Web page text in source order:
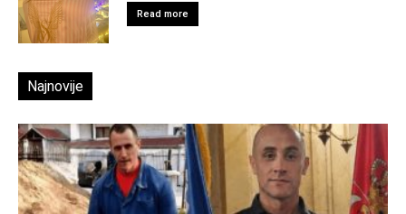
Read more
Najnovije